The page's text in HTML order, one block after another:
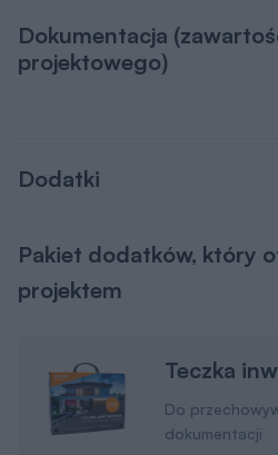
Dokumentacja
projektowego)
Dodatki
Pakiet dodatków, który
projektem
Teczka
Do
dokumentacji